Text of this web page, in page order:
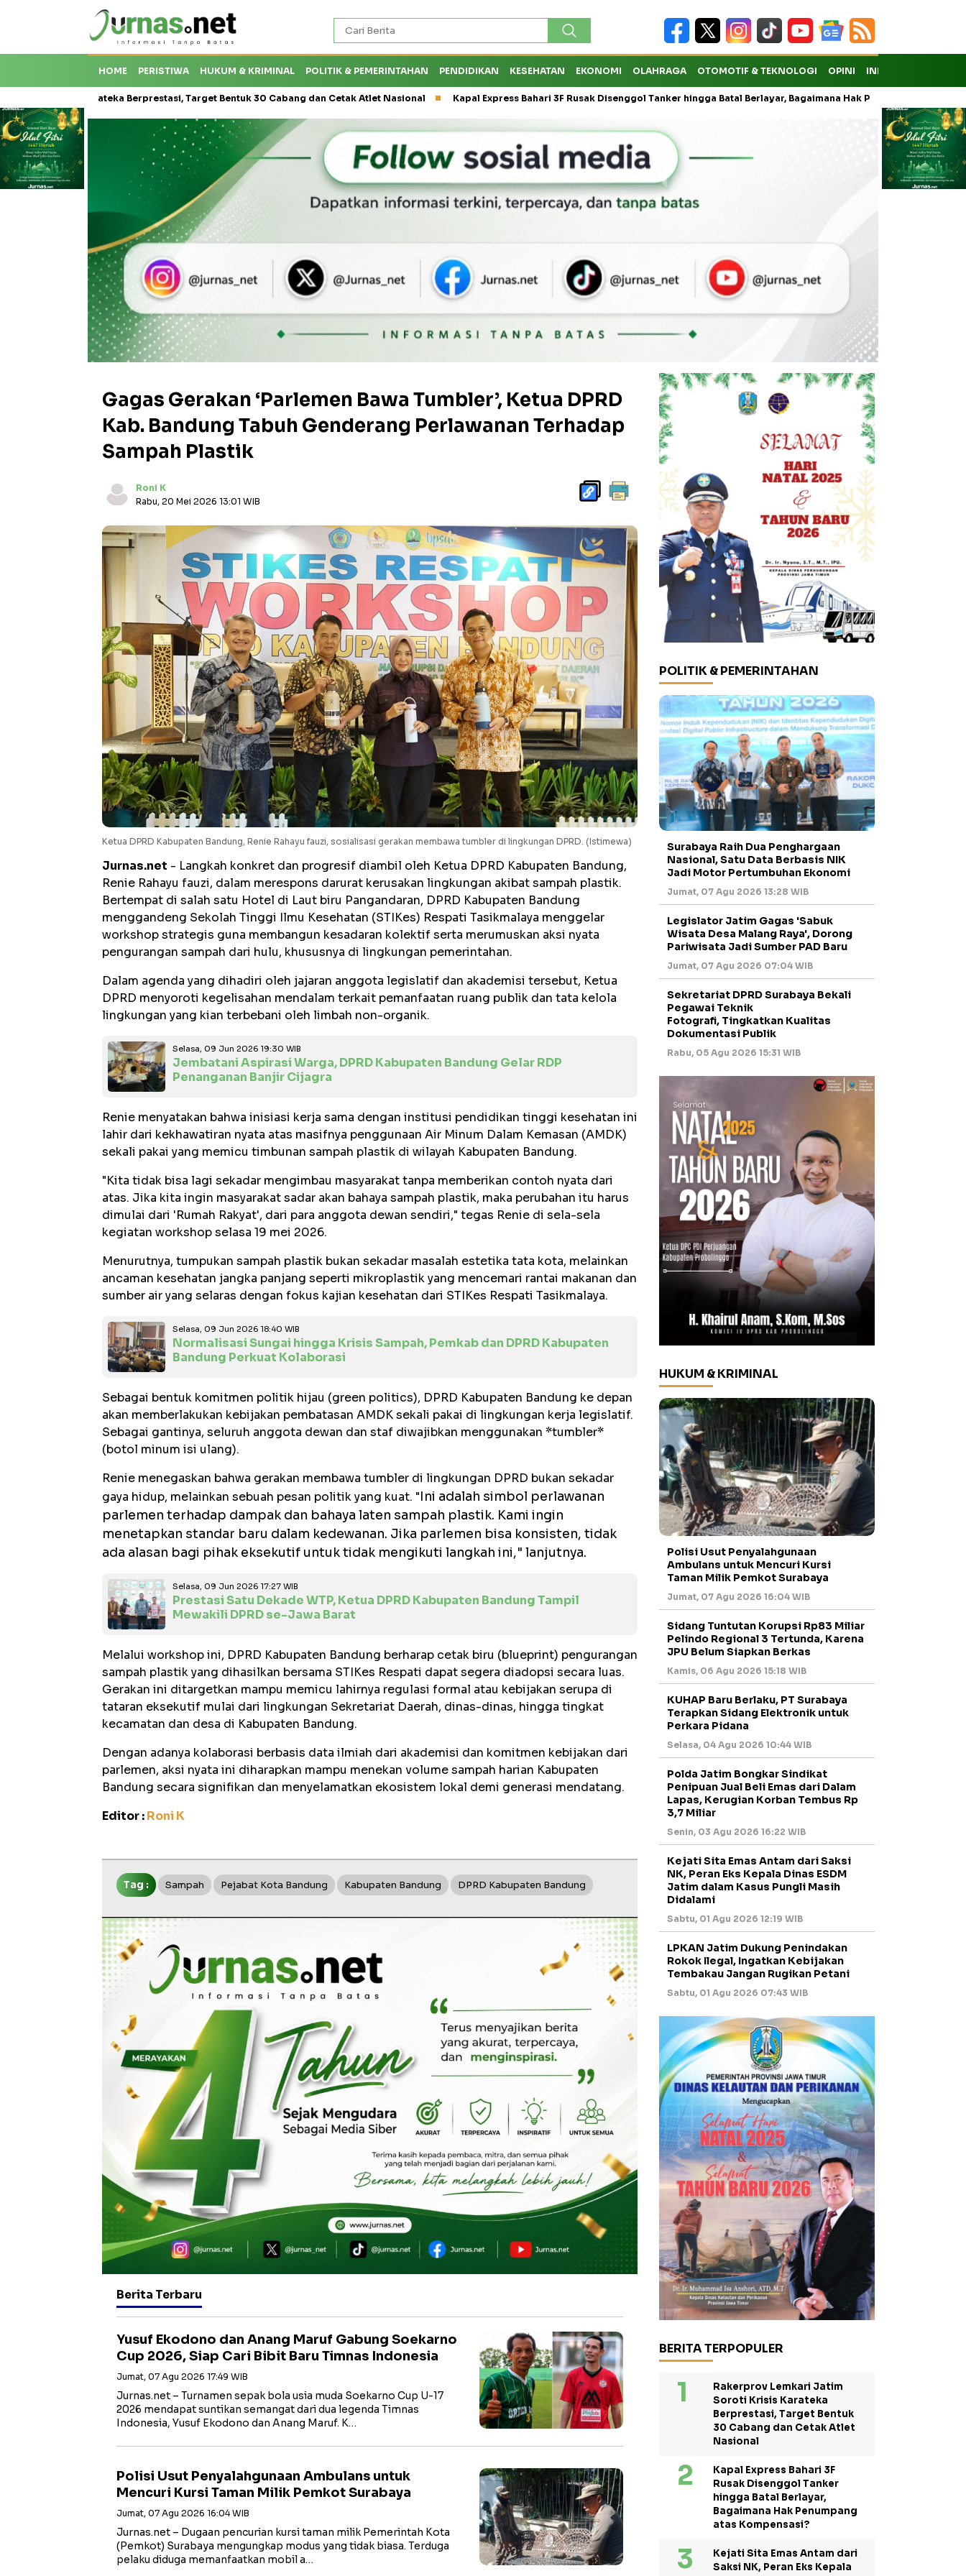
HOME PERISTIWA HUKUM & KRIMINAL POLITIK & PEMERINTAHAN PENDIDIKAN KESEHATAN EKONOMI OLAHRAGA OTOMOTIF & TEKNOLOGI OPINI INDEKS
Karateka Berprestasi, Target Bentuk 30 Cabang dan Cetak Atlet Nasional Kapal Express Bahari 3F Rusak Disenggol Tanker hingga Batal Berlayar, Bagaimana Hak Penumpang atas Kompensasi?
Gagas Gerakan ‘Parlemen Bawa Tumbler’, Ketua DPRD
Kab. Bandung Tabuh Genderang Perlawanan Terhadap
Sampah Plastik
Roni K
Rabu, 20 Mei 2026 13:01 WIB
Ketua DPRD Kabupaten Bandung, Renie Rahayu fauzi, sosialisasi gerakan membawa tumbler di lingkungan DPRD. (Istimewa)
Jurnas.net - Langkah konkret dan progresif diambil oleh Ketua DPRD Kabupaten Bandung,
Renie Rahayu fauzi, dalam merespons darurat kerusakan lingkungan akibat sampah plastik.
Bertempat di salah satu Hotel di Laut biru Pangandaran, DPRD Kabupaten Bandung
menggandeng Sekolah Tinggi Ilmu Kesehatan (STIKes) Respati Tasikmalaya menggelar
workshop strategis guna membangun kesadaran kolektif serta merumuskan aksi nyata
pengurangan sampah dari hulu, khususnya di lingkungan pemerintahan.
Dalam agenda yang dihadiri oleh jajaran anggota legislatif dan akademisi tersebut, Ketua
DPRD menyoroti kegelisahan mendalam terkait pemanfaatan ruang publik dan tata kelola
lingkungan yang kian terbebani oleh limbah non-organik.
Selasa, 09 Jun 2026 19:30 WIB
Jembatani Aspirasi Warga, DPRD Kabupaten Bandung Gelar RDP
Penanganan Banjir Cijagra
Renie menyatakan bahwa inisiasi kerja sama dengan institusi pendidikan tinggi kesehatan ini
lahir dari kekhawatiran nyata atas masifnya penggunaan Air Minum Dalam Kemasan (AMDK)
sekali pakai yang memicu timbunan sampah plastik di wilayah Kabupaten Bandung.
"Kita tidak bisa lagi sekadar mengimbau masyarakat tanpa memberikan contoh nyata dari
atas. Jika kita ingin masyarakat sadar akan bahaya sampah plastik, maka perubahan itu harus
dimulai dari 'Rumah Rakyat', dari para anggota dewan sendiri," tegas Renie di sela-sela
kegiatan workshop selasa 19 mei 2026.
Menurutnya, tumpukan sampah plastik bukan sekadar masalah estetika tata kota, melainkan
ancaman kesehatan jangka panjang seperti mikroplastik yang mencemari rantai makanan dan
sumber air yang selaras dengan fokus kajian kesehatan dari STIKes Respati Tasikmalaya.
Selasa, 09 Jun 2026 18:40 WIB
Normalisasi Sungai hingga Krisis Sampah, Pemkab dan DPRD Kabupaten
Bandung Perkuat Kolaborasi
Sebagai bentuk komitmen politik hijau (green politics), DPRD Kabupaten Bandung ke depan
akan memberlakukan kebijakan pembatasan AMDK sekali pakai di lingkungan kerja legislatif.
Sebagai gantinya, seluruh anggota dewan dan staf diwajibkan menggunakan *tumbler*
(botol minum isi ulang).
Renie menegaskan bahwa gerakan membawa tumbler di lingkungan DPRD bukan sekadar
gaya hidup, melainkan sebuah pesan politik yang kuat. "Ini adalah simbol perlawanan
parlemen terhadap dampak dan bahaya laten sampah plastik. Kami ingin
menetapkan standar baru dalam kedewanan. Jika parlemen bisa konsisten, tidak
ada alasan bagi pihak eksekutif untuk tidak mengikuti langkah ini," lanjutnya.
Selasa, 09 Jun 2026 17:27 WIB
Prestasi Satu Dekade WTP, Ketua DPRD Kabupaten Bandung Tampil
Mewakili DPRD se-Jawa Barat
Melalui workshop ini, DPRD Kabupaten Bandung berharap cetak biru (blueprint) pengurangan
sampah plastik yang dihasilkan bersama STIKes Respati dapat segera diadopsi secara luas.
Gerakan ini ditargetkan mampu memicu lahirnya regulasi formal atau kebijakan serupa di
tataran eksekutif mulai dari lingkungan Sekretariat Daerah, dinas-dinas, hingga tingkat
kecamatan dan desa di Kabupaten Bandung.
Dengan adanya kolaborasi berbasis data ilmiah dari akademisi dan komitmen kebijakan dari
parlemen, aksi nyata ini diharapkan mampu menekan volume sampah harian Kabupaten
Bandung secara signifikan dan menyelamatkan ekosistem lokal demi generasi mendatang.
Editor :Roni K
Tag : Sampah Pejabat Kota Bandung Kabupaten Bandung DPRD Kabupaten Bandung
Berita Terbaru
Yusuf Ekodono dan Anang Maruf Gabung Soekarno
Cup 2026, Siap Cari Bibit Baru Timnas Indonesia
Jumat, 07 Agu 2026 17:49 WIB
Jurnas.net – Turnamen sepak bola usia muda Soekarno Cup U-17
2026 mendapat suntikan semangat dari dua legenda Timnas
Indonesia, Yusuf Ekodono dan Anang Maruf. K…
Polisi Usut Penyalahgunaan Ambulans untuk
Mencuri Kursi Taman Milik Pemkot Surabaya
Jumat, 07 Agu 2026 16:04 WIB
Jurnas.net – Dugaan pencurian kursi taman milik Pemerintah Kota
(Pemkot) Surabaya mengungkap modus yang tidak biasa. Terduga
pelaku diduga memanfaatkan mobil a…
POLITIK & PEMERINTAHAN
Surabaya Raih Dua Penghargaan
Nasional, Satu Data Berbasis NIK
Jadi Motor Pertumbuhan Ekonomi
Jumat, 07 Agu 2026 13:28 WIB
Legislator Jatim Gagas 'Sabuk
Wisata Desa Malang Raya', Dorong
Pariwisata Jadi Sumber PAD Baru
Jumat, 07 Agu 2026 07:04 WIB
Sekretariat DPRD Surabaya Bekali
Pegawai Teknik
Fotografi, Tingkatkan Kualitas
Dokumentasi Publik
Rabu, 05 Agu 2026 15:31 WIB
HUKUM & KRIMINAL
Polisi Usut Penyalahgunaan
Ambulans untuk Mencuri Kursi
Taman Milik Pemkot Surabaya
Jumat, 07 Agu 2026 16:04 WIB
Sidang Tuntutan Korupsi Rp83 Miliar
Pelindo Regional 3 Tertunda, Karena
JPU Belum Siapkan Berkas
Kamis, 06 Agu 2026 15:18 WIB
KUHAP Baru Berlaku, PT Surabaya
Terapkan Sidang Elektronik untuk
Perkara Pidana
Selasa, 04 Agu 2026 10:44 WIB
Polda Jatim Bongkar Sindikat
Penipuan Jual Beli Emas dari Dalam
Lapas, Kerugian Korban Tembus Rp
3,7 Miliar
Senin, 03 Agu 2026 16:22 WIB
Kejati Sita Emas Antam dari Saksi
NK, Peran Eks Kepala Dinas ESDM
Jatim dalam Kasus Pungli Masih
Didalami
Sabtu, 01 Agu 2026 12:19 WIB
LPKAN Jatim Dukung Penindakan
Rokok Ilegal, Ingatkan Kebijakan
Tembakau Jangan Rugikan Petani
Sabtu, 01 Agu 2026 07:43 WIB
BERITA TERPOPULER
Rakerprov Lemkari Jatim
Soroti Krisis Karateka
Berprestasi, Target Bentuk
30 Cabang dan Cetak Atlet
Nasional
Kapal Express Bahari 3F
Rusak Disenggol Tanker
hingga Batal Berlayar,
Bagaimana Hak Penumpang
atas Kompensasi?
Kejati Sita Emas Antam dari
Saksi NK, Peran Eks Kepala